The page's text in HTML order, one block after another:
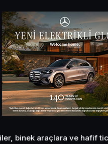
binek araçlara ve hafif